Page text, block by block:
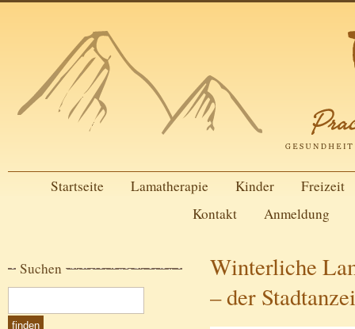
Startseite Lamatherapie Kinder
Freizeit
Kontakt
Anmeldung
Suchen
Winterliche
– der